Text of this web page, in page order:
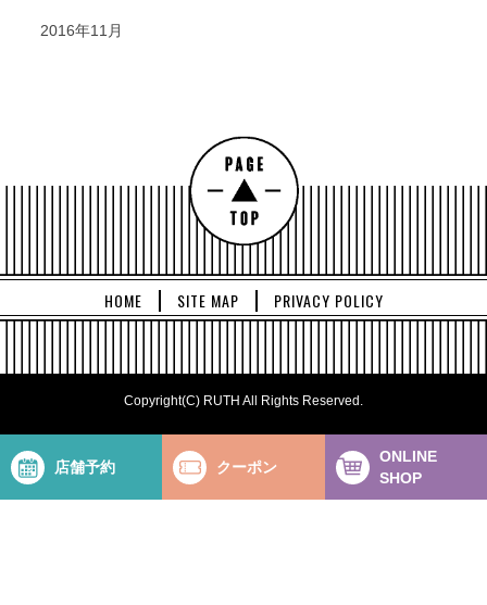
2016年11月
HOME SITE MAP PRIVACY POLICY
Copyright(C) RUTH All Rights Reserved.
店舗予約 クーポン
ONLINE
SHOP